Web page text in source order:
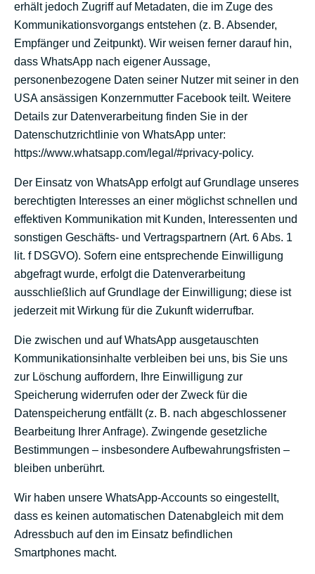
erhält jedoch Zugriff auf Metadaten, die im Zuge des
Kommunikationsvorgangs entstehen (z. B. Absender,
Empfänger und Zeitpunkt). Wir weisen ferner darauf hin,
dass WhatsApp nach eigener Aussage,
personenbezogene Daten seiner Nutzer mit seiner in den
USA ansässigen Konzernmutter Facebook teilt. Weitere
Details zur Datenverarbeitung finden Sie in der
Datenschutzrichtlinie von WhatsApp unter:
https://www.whatsapp.com/legal/#privacy-policy.
Der Einsatz von WhatsApp erfolgt auf Grundlage unseres
berechtigten Interesses an einer möglichst schnellen und
effektiven Kommunikation mit Kunden, Interessenten und
sonstigen Geschäfts- und Vertragspartnern (Art. 6 Abs. 1
lit. f DSGVO). Sofern eine entsprechende Einwilligung
abgefragt wurde, erfolgt die Datenverarbeitung
ausschließlich auf Grundlage der Einwilligung; diese ist
jederzeit mit Wirkung für die Zukunft widerrufbar.
Die zwischen und auf WhatsApp ausgetauschten
Kommunikationsinhalte verbleiben bei uns, bis Sie uns
zur Löschung auffordern, Ihre Einwilligung zur
Speicherung widerrufen oder der Zweck für die
Datenspeicherung entfällt (z. B. nach abgeschlossener
Bearbeitung Ihrer Anfrage). Zwingende gesetzliche
Bestimmungen – insbesondere Aufbewahrungsfristen –
bleiben unberührt.
Wir haben unsere WhatsApp-Accounts so eingestellt,
dass es keinen automatischen Datenabgleich mit dem
Adressbuch auf den im Einsatz befindlichen
Smartphones macht.